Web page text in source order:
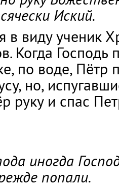
Иский.
в виду ученик
Когда
по воде, Пётр
но,
руку и спас
иногда
попали.